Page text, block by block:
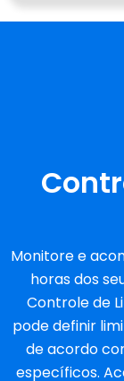
Monitore e
horas dos
Controle de
pode definir
de acordo
específicos.